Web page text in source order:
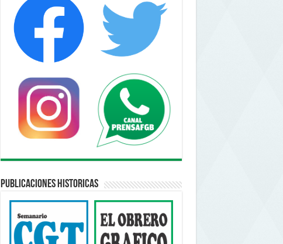
Publicaciones Historicas